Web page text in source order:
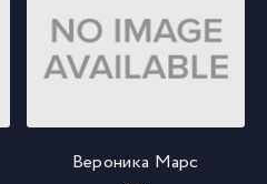
Вероника Марс